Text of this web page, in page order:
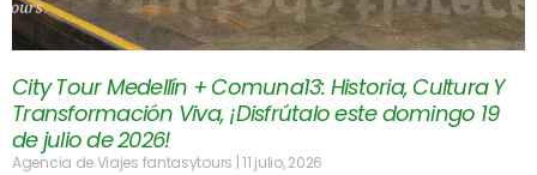
City Tour Medellín + Comuna13: Historia, Cultura Y
Transformación Viva, ¡Disfrútalo este domingo 19
de julio de 2026!
Agencia de Viajes fantasytours 11 julio, 2026